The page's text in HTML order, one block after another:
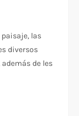
las
diversos
de les